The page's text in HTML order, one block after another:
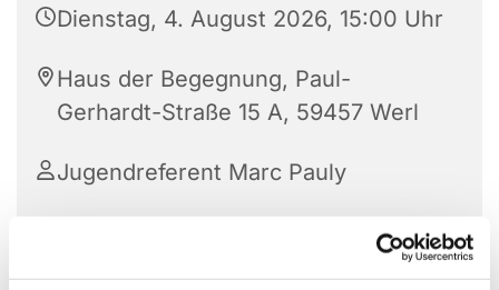
Dienstag, 4. August 2026, 15:00 Uhr
Haus der Begegnung, Paul-
Gerhardt-Straße 15 A, 59457 Werl
Jugendreferent Marc Pauly